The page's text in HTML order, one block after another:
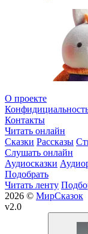
О проекте
Контакты
Читать онлайн
Сказки Рассказы
Слушать онлайн
Аудиосказки
Подобрать
Читать ленту
2026 © МирСказок
v2.0